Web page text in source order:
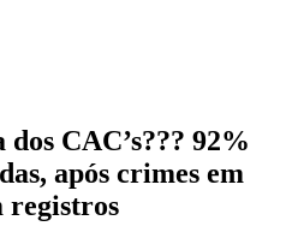
CAC’s??? 92%
após crimes em
registros